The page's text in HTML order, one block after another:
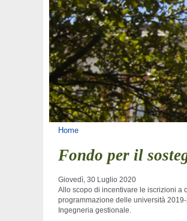
Tu sei qui
Home
Fondo per il
Giovedì, 30 Luglio 2020
Allo scopo di incentivare le iscrizioni a
programmazione delle università
Ingegneria gestionale.